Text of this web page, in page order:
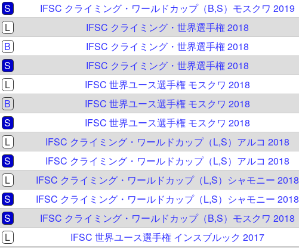
S IFSC クライミング・ワールドカップ（B,S）モスクワ 2019
L IFSC クライミング・世界選手権 2018
B IFSC クライミング・世界選手権 2018
S IFSC クライミング・世界選手権 2018
L IFSC 世界ユース選手権 モスクワ 2018
B IFSC 世界ユース選手権 モスクワ 2018
S IFSC 世界ユース選手権 モスクワ 2018
L IFSC クライミング・ワールドカップ（L,S）アルコ 2018
S IFSC クライミング・ワールドカップ（L,S）アルコ 2018
L IFSC クライミング・ワールドカップ（L,S）シャモニー 2018
S IFSC クライミング・ワールドカップ（L,S）シャモニー 2018
S IFSC クライミング・ワールドカップ（B,S）モスクワ 2018
L IFSC 世界ユース選手権 インスブルック 2017